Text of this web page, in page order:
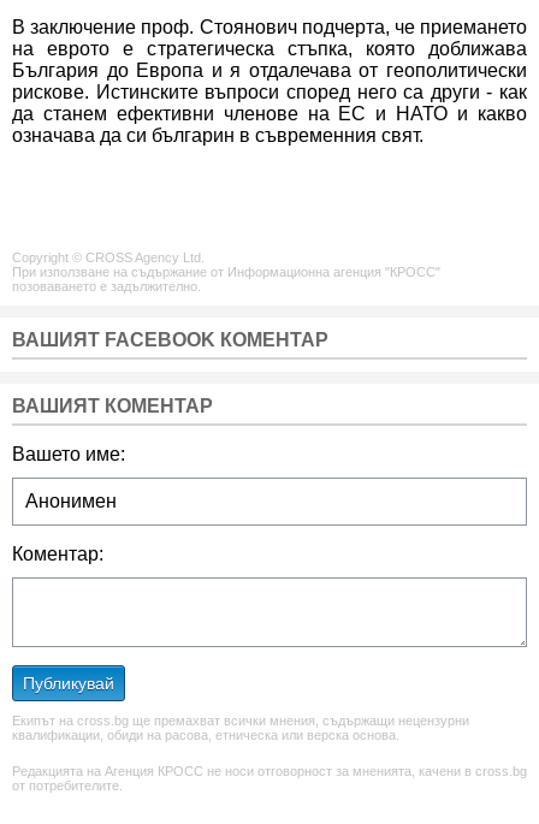
В заключение проф. Стоянович подчерта, че приемането
на еврото е стратегическа стъпка, която доближава
България до Европа и я отдалечава от геополитически
рискове. Истинските въпроси според него са други - как
да станем ефективни членове на ЕС и НАТО и какво
означава да си българин в съвременния свят.
Copyright © CROSS Agency Ltd.
При използване на съдържание от Информационна агенция "КРОСС"
позоваването е задължително.
ВАШИЯТ FACEBOOK КОМЕНТАР
ВАШИЯТ КОМЕНТАР
Вашето име:
Коментар:
Публикувай
Екипът на cross.bg ще премахват всички мнения, съдържащи нецензурни
квалификации, обиди на расова, етническа или верска основа.
Редакцията на Агенция КРОСС не носи отговорност за мненията, качени в cross.bg
от потребителите.